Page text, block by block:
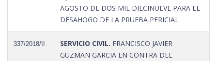
AGOSTO DE DOS MIL DIECINUEVE PARA EL
DESAHOGO DE LA PRUEBA PERICIAL
337/2018/II SERVICIO CIVIL. FRANCISCO JAVIER
GUZMAN GARCIA EN CONTRA DEL